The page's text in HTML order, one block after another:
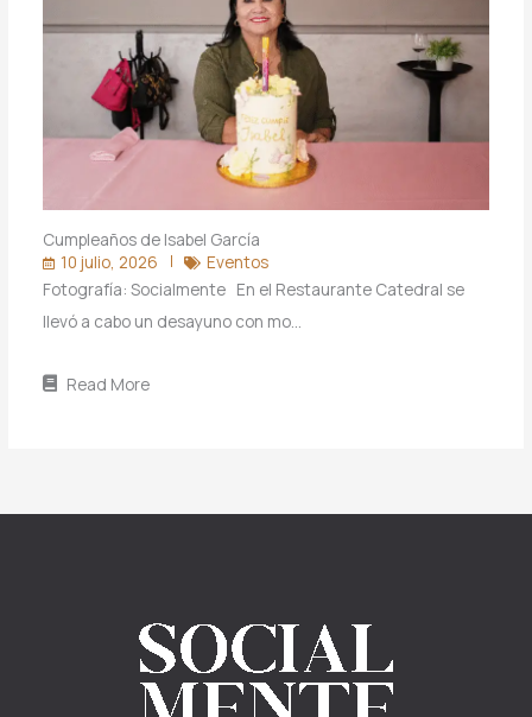
Cumpleaños de Isabel García
10 julio, 2026
Eventos
Fotografía: Socialmente En el Restaurante Catedral se
llevó a cabo un desayuno con mo…
Read More